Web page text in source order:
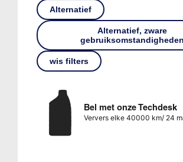
Alternatief
Alternatief, zware
gebruiksomstandigheden
wis filters
Bel met onze Techdesk
Ververs elke 40000 km/ 24